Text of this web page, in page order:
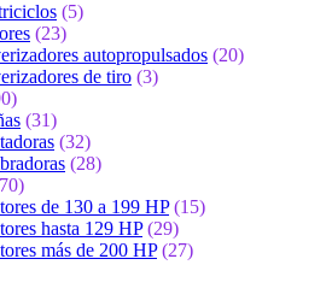
(5)
(23)
autopropulsados (20)
de tiro (3)
(31)
(32)
(28)
de 130 a 199 HP (15)
hasta 129 HP (29)
más de 200 HP (27)